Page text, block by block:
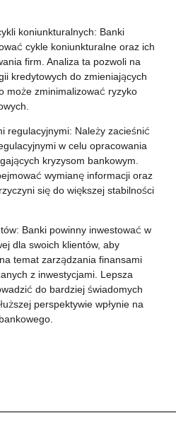
koniunkturalnych: Banki
cykle koniunkturalne oraz ich
firm. Analiza ta pozwoli na
kredytowych do zmieniających
może zminimalizować ryzyko
regulacyjnymi: Należy zacieśnić
w celu opracowania
kryzysom bankowym.
wymianę informacji oraz
się do większej stabilności
Banki powinny inwestować w
dla swoich klientów, aby
temat zarządzania finansami
z inwestycjami. Lepsza
do bardziej świadomych
perspektywie wpłynie na